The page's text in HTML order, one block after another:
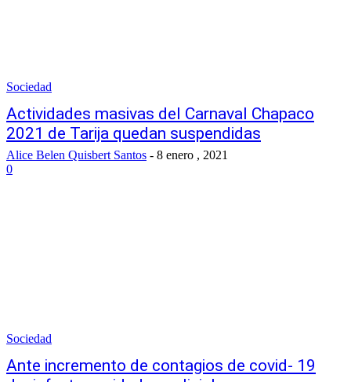
Sociedad
Actividades masivas del Carnaval Chapaco
2021 de Tarija quedan suspendidas
Alice Belen Quisbert Santos - 8 enero , 2021
0
Sociedad
Ante incremento de contagios de covid- 19